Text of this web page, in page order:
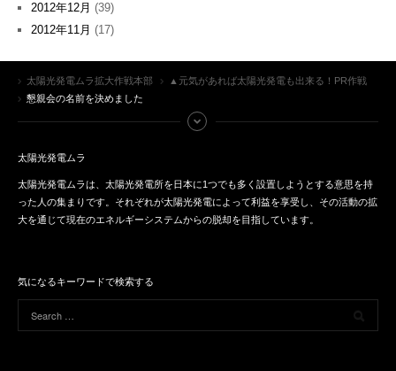
2012年12月 (39)
2012年11月 (17)
太陽光発電ムラ拡大作戦本部
▲元気があれば太陽光発電も出来る！PR作戦
懇親会の名前を決めました
太陽光発電ムラ
太陽光発電ムラは、太陽光発電所を日本に1つでも多く設置しようとする意思を持
った人の集まりです。それぞれが太陽光発電によって利益を享受し、その活動の拡
大を通じて現在のエネルギーシステムからの脱却を目指しています。
気になるキーワードで検索する